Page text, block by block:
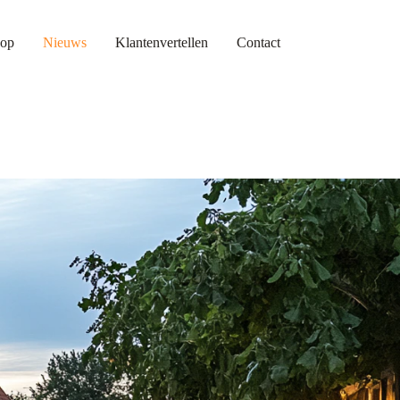
Nieuws Klantenvertellen Contact